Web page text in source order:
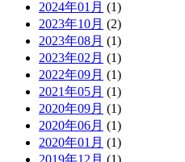
2024年01月 (1)
2023年10月 (2)
2023年08月 (1)
2023年02月 (1)
2022年09月 (1)
2021年05月 (1)
2020年09月 (1)
2020年06月 (1)
2020年01月 (1)
2019年12月 (1)